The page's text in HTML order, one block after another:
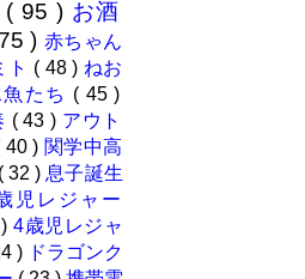
( 95 ) お酒
) 赤ちゃん
ト ( 48 ) ねお
たち ( 45 )
( 43 ) アウト
40 ) 関学中高
( 32 ) 息子誕生
児レジャー
4歳児レジャ
) ドラゴンク